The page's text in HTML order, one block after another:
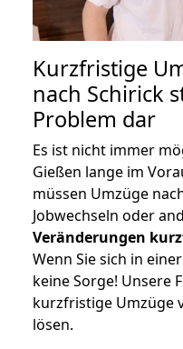
Kurzfristige
nach Schirick
Problem dar
Es ist nicht immer
Gießen lange im
müssen Umzüge
Jobwechseln oder
Veränderungen
Wenn Sie sich in
keine Sorge! Unsere
kurzfristige Umzüge
lösen.